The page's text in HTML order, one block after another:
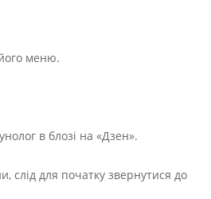
меню.
в блозі на «Дзен».
слід для початку звернутися до